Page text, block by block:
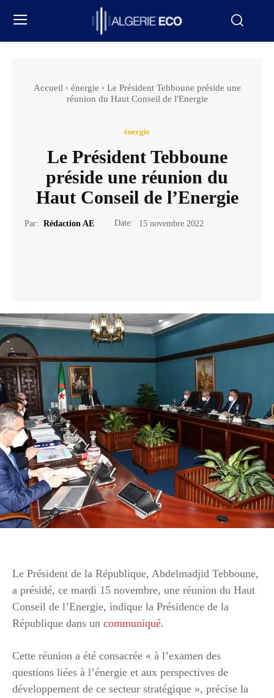
Accueil énergie
Le Président Tebboune préside une
réunion du Haut Conseil de l'Energie
énergie
Le Président Tebboune
préside une réunion du
Haut Conseil de l’Energie
Par: Rédaction AE Date: 15 novembre 2022
Le Président de la République, Abdelmadjid Tebboune,
a présidé, ce mardi 15 novembre, une réunion du Haut
Conseil de l’Energie, indique la Présidence de la
République dans un communiqué.
Cette réunion a été consacrée « à l’examen des
questions liées à l’énergie et aux perspectives de
développement de ce secteur stratégique », précise la